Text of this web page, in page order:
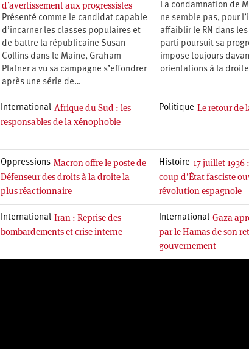
d’avertissement aux progressistes
Présenté comme le candidat capable
d’incarner les classes populaires et
de battre la républicaine Susan
Collins dans le Maine, Graham
Platner a vu sa campagne s’effondrer
après une série de…
La condamnation de
ne semble pas, pour
affaiblir le RN dans
parti poursuit sa
impose toujours
orientations à la
International Afrique du Sud : les
responsables de la xénophobie
Politique Le retour de
Oppressions Macron offre le poste de
Défenseur des droits à la droite la
plus réactionnaire
Histoire 17 juillet 1936
coup d’État fasciste
révolution espagnole
International Iran : Reprise des
bombardements et crise interne
International Gaza
par le Hamas de son
gouvernement